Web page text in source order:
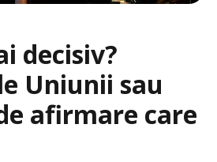
decisiv?
Uniunii sau
afirmare care